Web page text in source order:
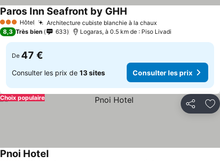
3 ÉtoilesHôtel Architecture cubiste blanchie à la chaux
Paros Inn Seafront by GHH
8,3 Très bien 633 Logaras, à 0.5 km de : Piso Livadi
De 47 €
Consulter les prix de 13 sites Consulter les prix
Partager
Choix populaire
Pnoi Hotel